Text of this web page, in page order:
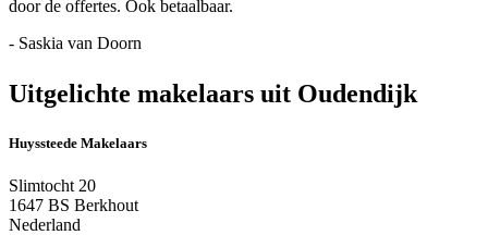
door de offertes. Ook betaalbaar.
- Saskia van Doorn
Uitgelichte makelaars uit Oudendijk
Huyssteede Makelaars
Slimtocht 20
1647 BS Berkhout
Nederland